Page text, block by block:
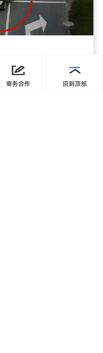
商务合作 回到顶部